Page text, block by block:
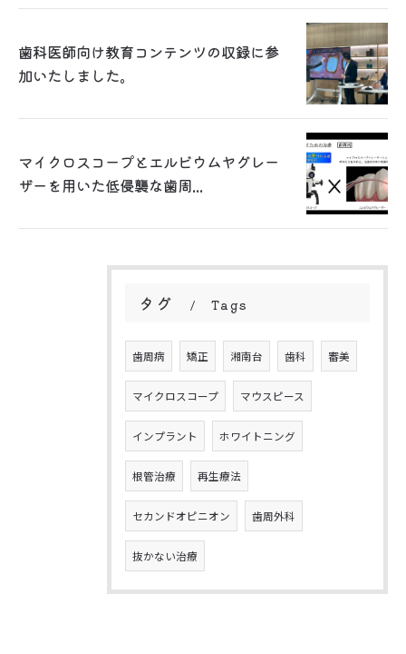
歯科医師向け教育コンテンツの収録に参
加いたしました。
マイクロスコープとエルビウムヤグレー
ザーを用いた低侵襲な歯周...
タグ Tags
歯周病 矯正 湘南台 歯科 審美
マイクロスコープ マウスピース
インプラント ホワイトニング
根管治療 再生療法
セカンドオピニオン 歯周外科
抜かない治療